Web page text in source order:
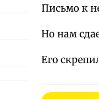
Письмо к
Но нам
Его